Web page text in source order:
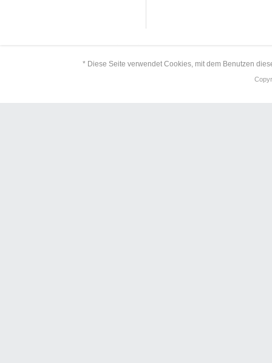
* Diese Seite verwendet Cookies, mit dem Benutzen